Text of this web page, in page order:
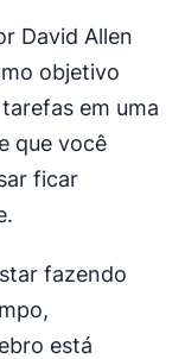
David Allen
objetivo
em uma
que você
ficar
fazendo
está